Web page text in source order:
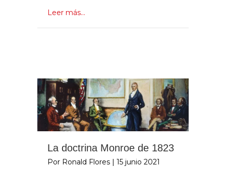
Leer más...
La doctrina Monroe de 1823
Por Ronald Flores | 15 junio 2021